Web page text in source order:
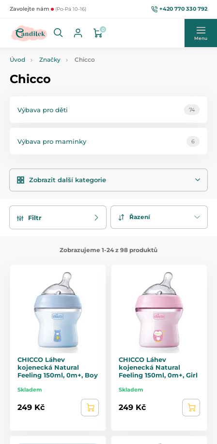
Zavolejte nám (Po-Pá 10-16) +420 770 330 792
0
Menu
Úvod Značky Chicco
Chicco
Výbava pro děti 74
Výbava pro maminky 6
Zobrazit další kategorie
Filtr Řazení
Zobrazujeme 1-24 z 98 produktů
CHICCO Láhev
kojenecká Natural
Feeling 150ml, 0m+, Boy
Skladem
249 Kč
CHICCO Láhev
kojenecká Natural
Feeling 150ml, 0m+, Girl
Skladem
249 Kč